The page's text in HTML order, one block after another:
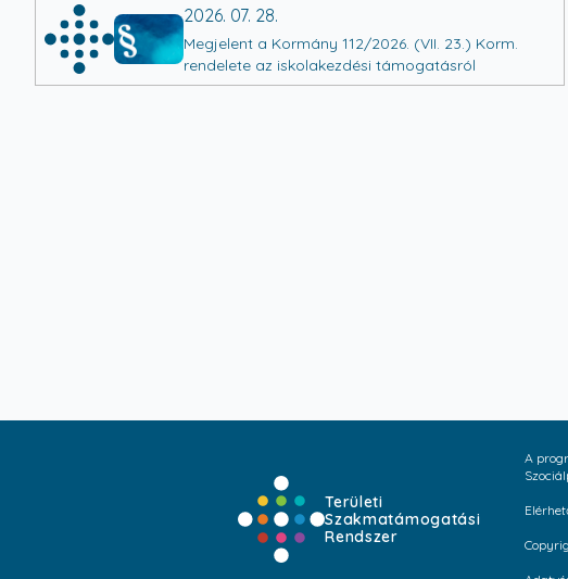
2026. 07. 28.
Megjelent a Kormány 112/2026. (VII. 23.) Korm.
rendelete az iskolakezdési támogatásról
Területi
Szakmatámogatási
Rendszer
A